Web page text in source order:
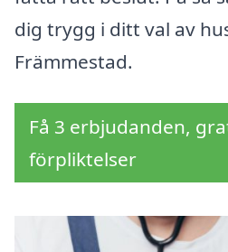
dig trygg i ditt val av
Främmestad.
Få 3 erbjudanden,
förpliktelser